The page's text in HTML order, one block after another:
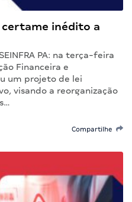
certame inédito a
PA: na terça-feira
Financeira e
um projeto de lei
visando a reorganização
Compartilhe